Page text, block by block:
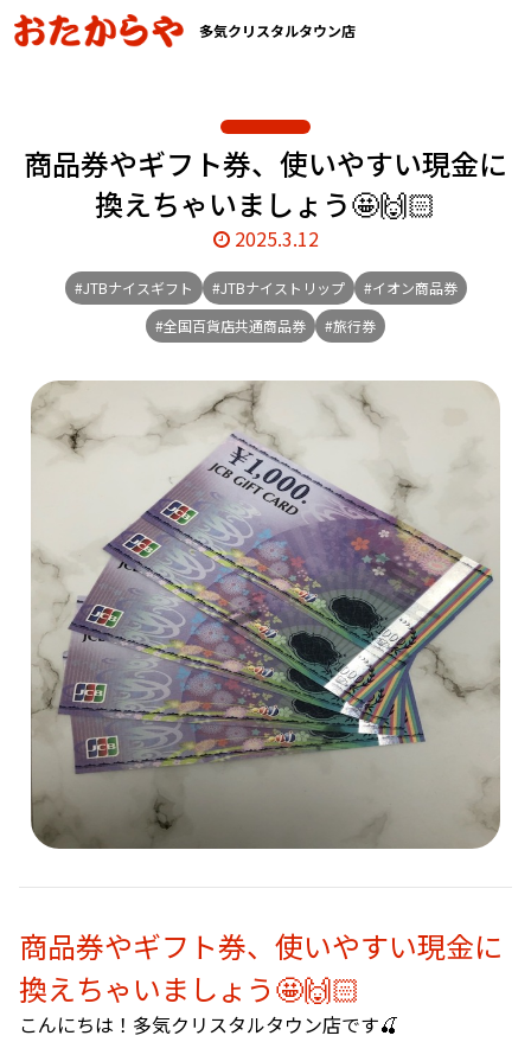
多気クリスタルタウン店
商品券やギフト券、使いやすい現金に
換えちゃいましょう🤩🙌🏻
2025.3.12
#JTBナイスギフト #JTBナイストリップ
#イオン商品券
#全国百貨店共通商品券
#旅行券
商品券やギフト券、使いやすい現金に
換えちゃいましょう🤩🙌🏻
こんにちは！多気クリスタルタウン店です🍒